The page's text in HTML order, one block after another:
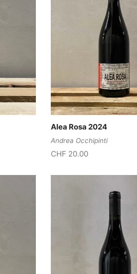
Alea Rosa 2024
Andrea Occhipinti
CHF 20.00